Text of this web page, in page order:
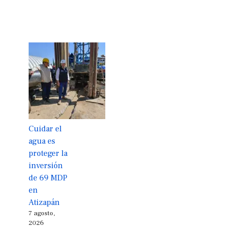
Cuidar el
agua es
proteger la
inversión
de 69 MDP
en
Atizapán
7 agosto,
2026